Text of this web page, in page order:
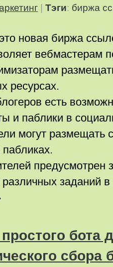
Тэги: биржа
новая биржа
вебмастерам
ресурсах.
есть
и паблики в
могут размещать
предусмотрен
заданий
бота
сбора